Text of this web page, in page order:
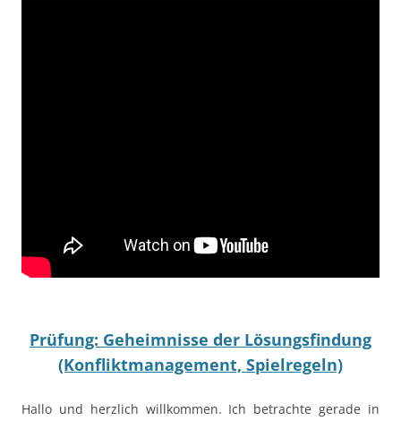
Prüfung: Geheimnisse der Lösungsfindung
(Konfliktmanagement, Spielregeln)
Hallo und herzlich willkommen. Ich betrachte gerade in